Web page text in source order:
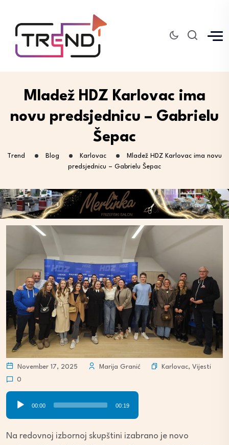
Mladež HDZ Karlovac ima
novu predsjednicu – Gabrielu
Šepac
Trend Blog Karlovac
Mladež HDZ Karlovac ima novu
predsjednicu – Gabrielu Šepac
November 17, 2025 Marija Granić Karlovac, Vijesti
0
00:00 00:19
Na redovnoj izbornoj skupštini izabrano je novo